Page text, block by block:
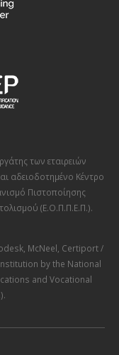
των εταιρειών
αδειοδοτημένο Κέντρο
Πιστοποίησης
(Ε.Ο.Π.Π.Ε.Π.).
, McNeel Certiport /
by the National
and Vocational
.